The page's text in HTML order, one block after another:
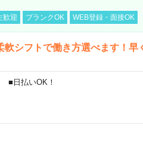
歓迎 ブランクOK WEB登録・面接OK
軟シフトで働き方選べます！早
■日払いOK！